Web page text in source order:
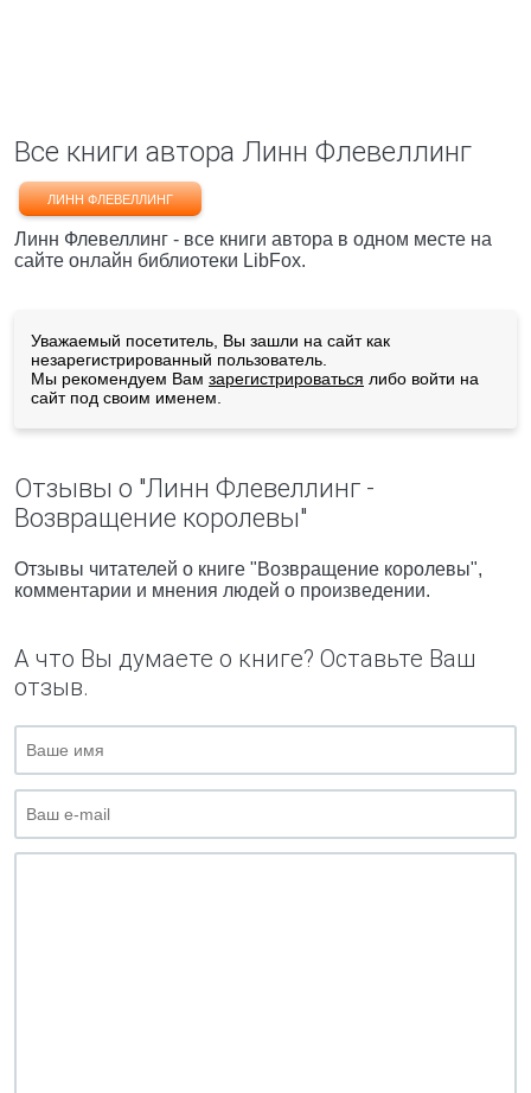
Все книги автора Линн Флевеллинг
ЛИНН ФЛЕВЕЛЛИНГ
Линн Флевеллинг - все книги автора в одном месте на
сайте онлайн библиотеки LibFox.
Уважаемый посетитель, Вы зашли на сайт как
незарегистрированный пользователь.
Мы рекомендуем Вам зарегистрироваться либо войти на
сайт под своим именем.
Отзывы о "Линн Флевеллинг -
Возвращение королевы"
Отзывы читателей о книге "Возвращение королевы",
комментарии и мнения людей о произведении.
А что Вы думаете о книге? Оставьте Ваш
отзыв.